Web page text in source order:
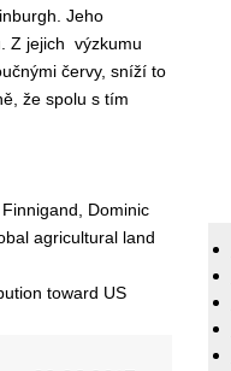
Jeho
Z jejich výzkumu
červy, sníží to
že spolu s tím
Dominic
agricultural land
toward US